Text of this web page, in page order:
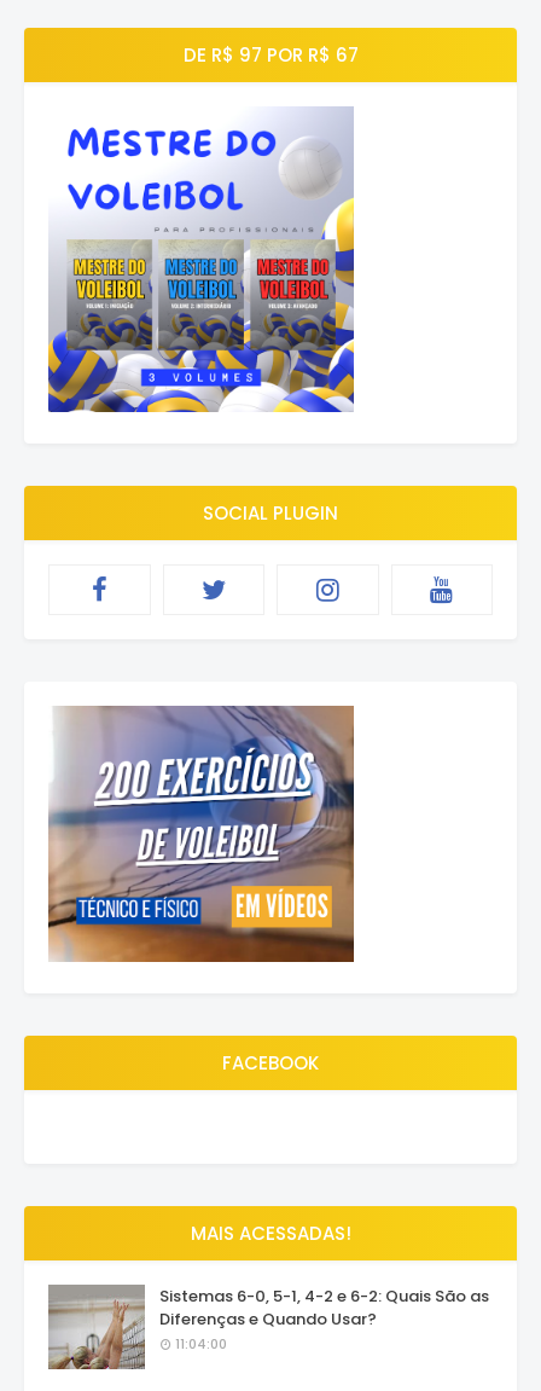
DE R$ 97 POR R$ 67
SOCIAL PLUGIN
FACEBOOK
MAIS ACESSADAS!
Sistemas 6-0, 5-1, 4-2 e 6-2: Quais São as
Diferenças e Quando Usar?
11:04:00